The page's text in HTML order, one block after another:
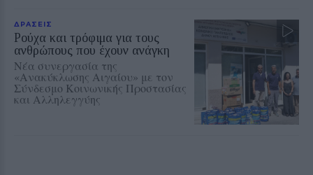
ΔΡΑΣΕΙΣ
Ρούχα και τρόφιμα για τους
ανθρώπους που έχουν ανάγκη
Νέα συνεργασία της
«Ανακύκλωσης Αιγαίου» με τον
Σύνδεσμο Κοινωνικής Προστασίας
και Αλληλεγγύης